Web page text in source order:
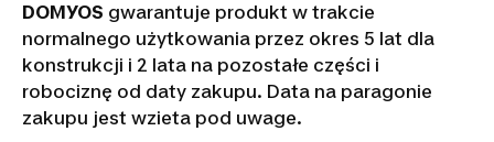
DOMYOS gwarantuje produkt w trakcie
normalnego użytkowania przez okres 5 lat dla
konstrukcji i 2 lata na pozostałe części i
robociznę od daty zakupu. Data na paragonie
zakupu jest wzieta pod uwage.